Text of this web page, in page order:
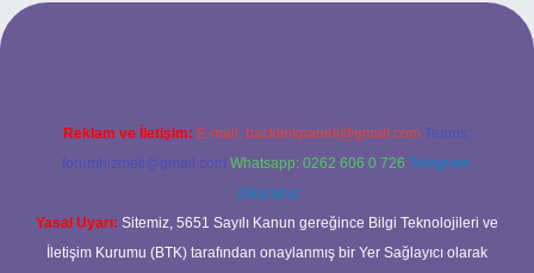
Reklam ve İletişim: E-mail: backlinkpaneli@gmail.com Teams:
forumhizmeti@gmail.com Whatsapp: 0262 606 0 726 Telegram:
@karabul
Yasal Uyarı: Sitemiz, 5651 Sayılı Kanun gereğince Bilgi Teknolojileri ve
İletişim Kurumu (BTK) tarafından onaylanmış bir Yer Sağlayıcı olarak